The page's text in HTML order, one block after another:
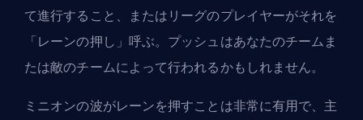
て進行すること、またはリーグのプレイヤーがそれを
「レーンの押し」呼ぶ。プッシュはあなたのチームま
たは敵のチームによって行われるかもしれません。
ミニオンの波がレーンを押すことは非常に有用で、主